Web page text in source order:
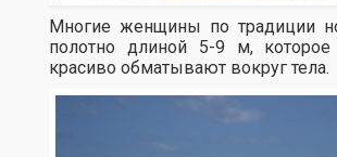
Многие женщины по традиции
полотно длиной 5-9 м, которое
красиво обматывают вокруг тела.